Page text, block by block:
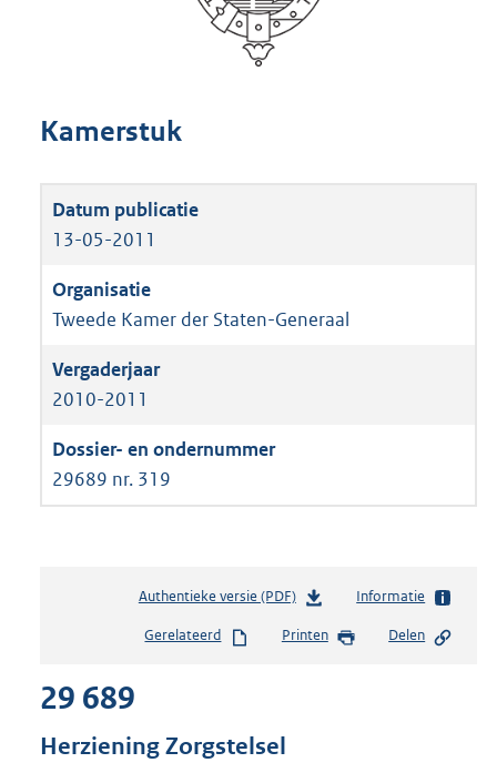
Kamerstuk
13-05-2011
Tweede Kamer der Staten-Generaal
2010-2011
29689 nr. 319
Authentieke versie (PDF)b
s
Informatie
Gerelateerd Printen Delen
29 689
Herziening Zorgstelsel